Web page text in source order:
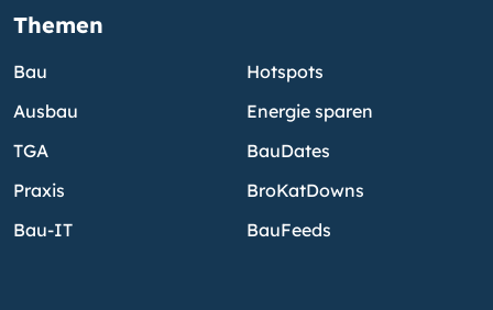
Themen
Bau
Ausbau
TGA
Praxis
Bau-IT
Hotspots
Energie sparen
BauDates
BroKatDowns
BauFeeds